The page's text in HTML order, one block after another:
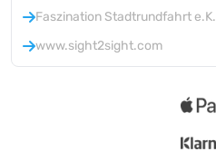
Faszination Stadtrundfahrt e.K.
www.sight2sight.com